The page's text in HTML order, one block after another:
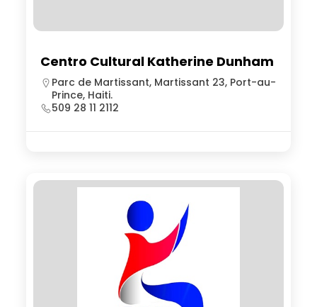
Centro Cultural Katherine Dunham
Parc de Martissant, Martissant 23, Port-au-
Prince, Haiti.
509 28 11 2112